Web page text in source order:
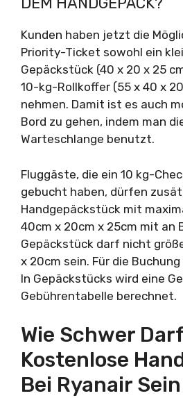
Kunden haben jetzt die
Priority-Ticket sowohl ein
Gepäckstück (40 x 20 x 25
10-kg-Rollkoffer (55 x 40 x
nehmen. Damit ist es auch
Bord zu gehen, indem man
Warteschlange benutzt.
Fluggäste, die ein 10 kg-
gebucht haben, dürfen
Handgepäckstück mit
40cm x 20cm x 25cm mit an
Gepäckstück darf nicht
x 20cm sein. Für die
In Gepäckstücks wird eine
Gebührentabelle berechnet.
Wie Schwer
Kostenlose
Bei Ryanair Sein